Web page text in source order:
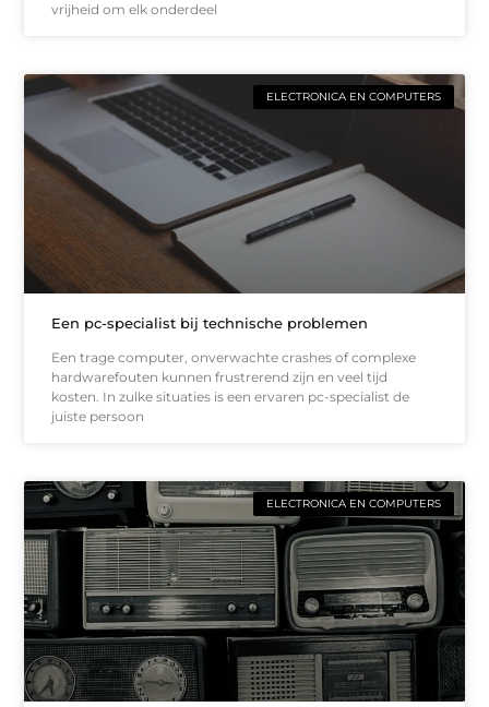
vrijheid om elk onderdeel
ELECTRONICA EN COMPUTERS
Een pc-specialist bij technische problemen
Een trage computer, onverwachte crashes of complexe
hardwarefouten kunnen frustrerend zijn en veel tijd
kosten. In zulke situaties is een ervaren pc-specialist de
juiste persoon
ELECTRONICA EN COMPUTERS